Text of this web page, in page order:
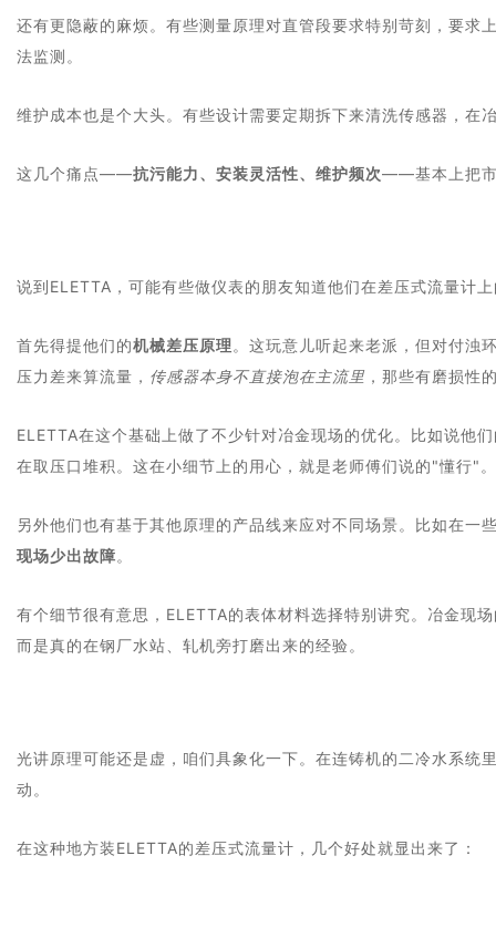
还有更隐蔽的麻烦。有些测量原理对直管段要求特别苛刻，要求
法监测。
维护成本也是个大头。有些设计需要定期拆下来清洗传感器，在
这几个痛点——抗污能力、安装灵活性、维护频次——基本上把市
说到ELETTA，可能有些做仪表的朋友知道他们在差压式流量计
首先得提他们的机械差压原理。这玩意儿听起来老派，但对付浊
压力差来算流量， 传感器本身不直接泡在主流里 ，那些有磨损性
ELETTA在这个基础上做了不少针对冶金现场的优化。比如说
在取压口堆积。这在小细节上的用心，就是老师傅们说的"懂行"。
另外他们也有基于其他原理的产品线来应对不同场景。比如在
现场少出故障。
有个细节很有意思，ELETTA的表体材料选择特别讲究。冶金现
而是真的在钢厂水站、轧机旁打磨出来的经验。
光讲原理可能还是虚，咱们具象化一下。在连铸机的二冷水系统
动。
在这种地方装ELETTA的差压式流量计，几个好处就显出来了：